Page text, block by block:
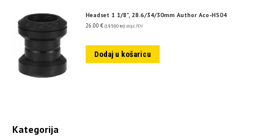
Headset 1 1/8", 28.6/34/30mm Author Aco-HS04
26.00 € (195.90 kn) uključ. PDV
Dodaj u košaricu
Kategorija